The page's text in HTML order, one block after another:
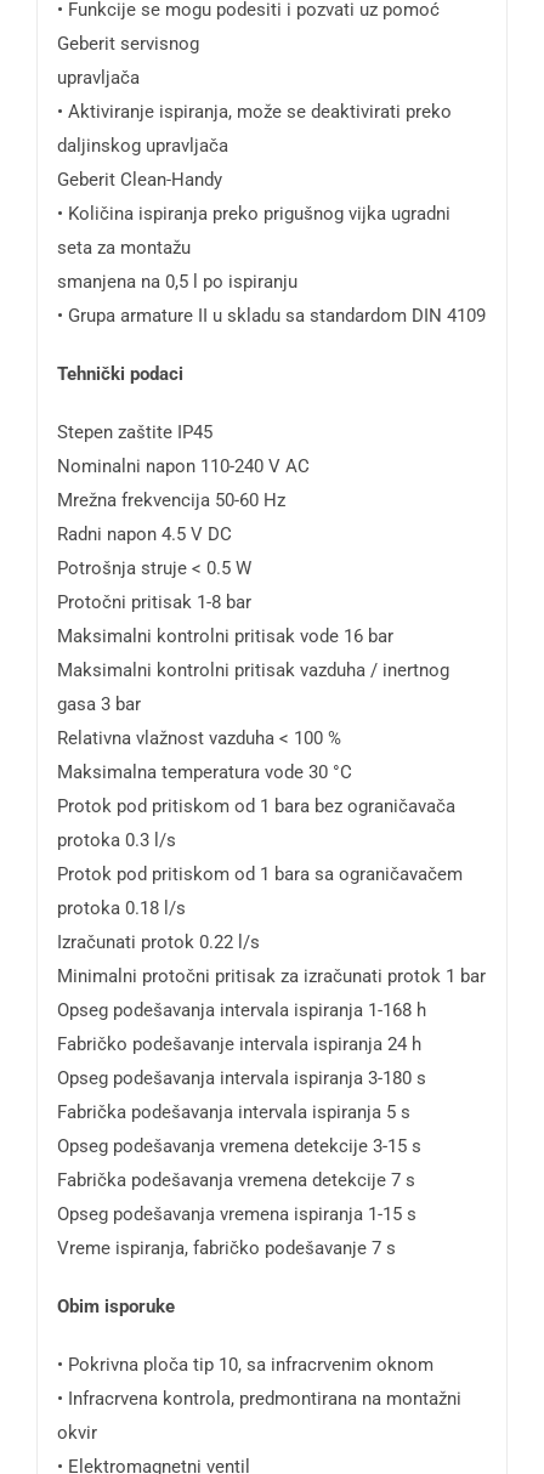
• Funkcije se mogu podesiti i pozvati uz pomoć
Geberit servisnog
upravljača
• Aktiviranje ispiranja, može se deaktivirati preko
daljinskog upravljača
Geberit Clean-Handy
• Količina ispiranja preko prigušnog vijka ugradni
seta za montažu
smanjena na 0,5 l po ispiranju
• Grupa armature II u skladu sa standardom DIN 4109
Tehnički podaci
Stepen zaštite IP45
Nominalni napon 110-240 V AC
Mrežna frekvencija 50-60 Hz
Radni napon 4.5 V DC
Potrošnja struje < 0.5 W
Protočni pritisak 1-8 bar
Maksimalni kontrolni pritisak vode 16 bar
Maksimalni kontrolni pritisak vazduha / inertnog
gasa 3 bar
Relativna vlažnost vazduha < 100 %
Maksimalna temperatura vode 30 °C
Protok pod pritiskom od 1 bara bez ograničavača
protoka 0.3 l/s
Protok pod pritiskom od 1 bara sa ograničavačem
protoka 0.18 l/s
Izračunati protok 0.22 l/s
Minimalni protočni pritisak za izračunati protok 1 bar
Opseg podešavanja intervala ispiranja 1-168 h
Fabričko podešavanje intervala ispiranja 24 h
Opseg podešavanja intervala ispiranja 3-180 s
Fabrička podešavanja intervala ispiranja 5 s
Opseg podešavanja vremena detekcije 3-15 s
Fabrička podešavanja vremena detekcije 7 s
Opseg podešavanja vremena ispiranja 1-15 s
Vreme ispiranja, fabričko podešavanje 7 s
Obim isporuke
• Pokrivna ploča tip 10, sa infracrvenim oknom
• Infracrvena kontrola, predmontirana na montažni
okvir
• Elektromagnetni ventil